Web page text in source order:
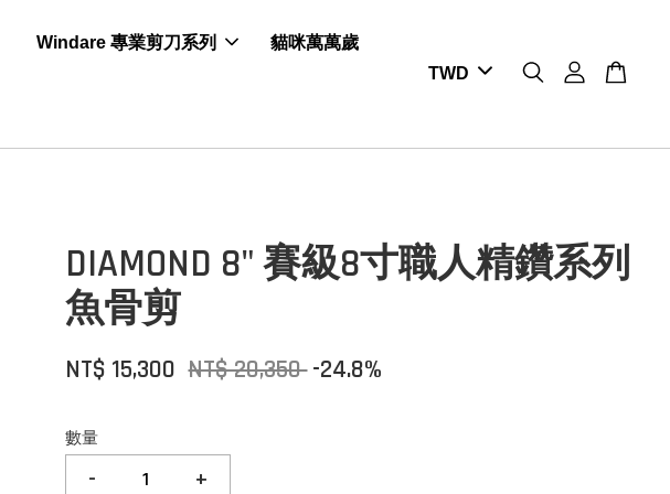
Windare 專業剪刀系列 貓咪萬萬歲
DIAMOND 8" 賽級8寸職人精鑽系列
魚骨剪
NT$ 15,300 NT$ 20,350-24.8%
數量
- +